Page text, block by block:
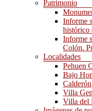
Patrimonio
Informe
histórico
Informe
Colón.
Localidades
Pehuen
Bajo
Calderón
Villa
Villa del